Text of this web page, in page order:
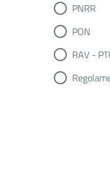
PNRR
PON
RAV -